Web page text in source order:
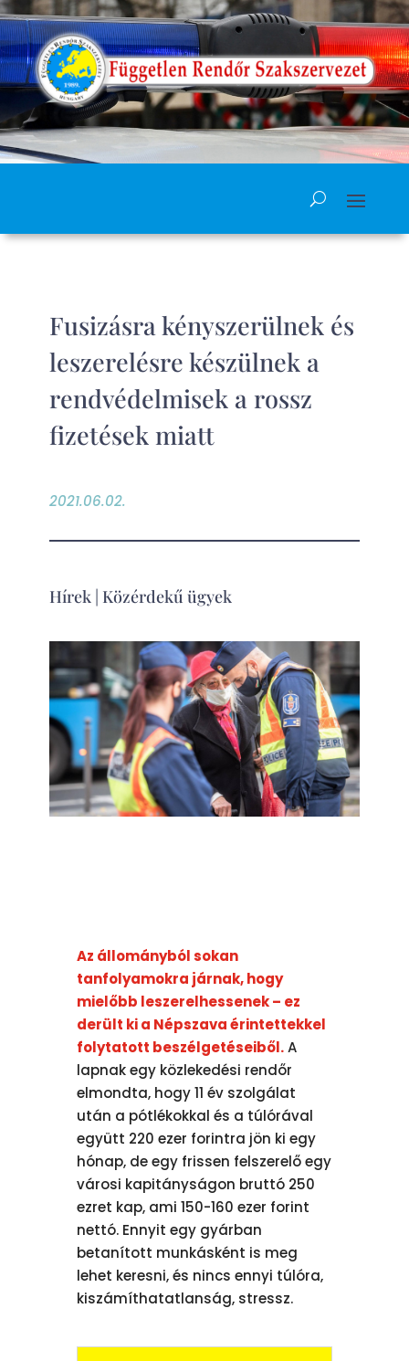
Fusizásra kényszerülnek és
leszerelésre készülnek a
rendvédelmisek a rossz
fizetések miatt
2021.06.02.
Hírek| Közérdekű ügyek
Az állományból sokan
tanfolyamokra járnak, hogy
mielőbb leszerelhessenek – ez
derült ki a Népszava érintettekkel
folytatott beszélgetéseiből.A
lapnak egy közlekedési rendőr
elmondta, hogy 11 év szolgálat
után a pótlékokkal és a túlórával
együtt 220 ezer forintra jön ki egy
hónap, de egy frissen felszerelő egy
városi kapitányságon bruttó 250
ezret kap, ami 150-160 ezer forint
nettó. Ennyit egy gyárban
betanított munkásként is meg
lehet keresni, és nincs ennyi túlóra,
kiszámíthatatlanság, stressz.